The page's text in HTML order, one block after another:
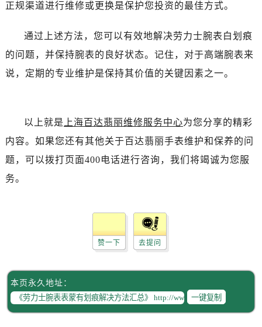
正规渠道进行维修或更换是保护您投资的最佳方式。
通过上述方法，您可以有效地解决劳力士腕表白划痕
的问题，并保持腕表的良好状态。记住，对于高端腕表来
说，定期的专业维护是保持其价值的关键因素之一。
以上就是 上海百达翡丽维修服务中心为您分享的精彩
内容。如果您还有其他关于百达翡丽手表维护和保养的问
题，可以拨打页面400电话进行咨询，我们将竭诚为您服
务。
赞一下 去提问
本页永久地址：
一键复制